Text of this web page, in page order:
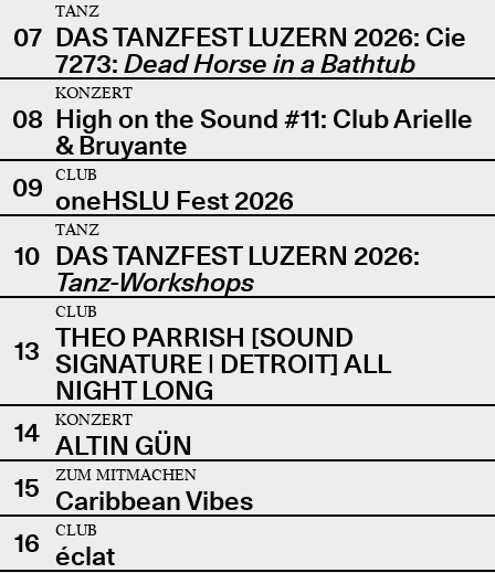
07
TANZ
DAS TANZFEST LUZERN 2026: Cie
7273: Dead Horse in a Bathtub
08
KONZERT
High on the Sound #11: Club Arielle
& Bruyante
09
CLUB
oneHSLU Fest 2026
10
TANZ
DAS TANZFEST LUZERN 2026:
Tanz-Workshops
13
CLUB
THEO PARRISH [SOUND
SIGNATURE | DETROIT] ALL
NIGHT LONG
14
KONZERT
ALTIN GÜN
15
ZUM MITMACHEN
Caribbean Vibes
16
CLUB
éclat